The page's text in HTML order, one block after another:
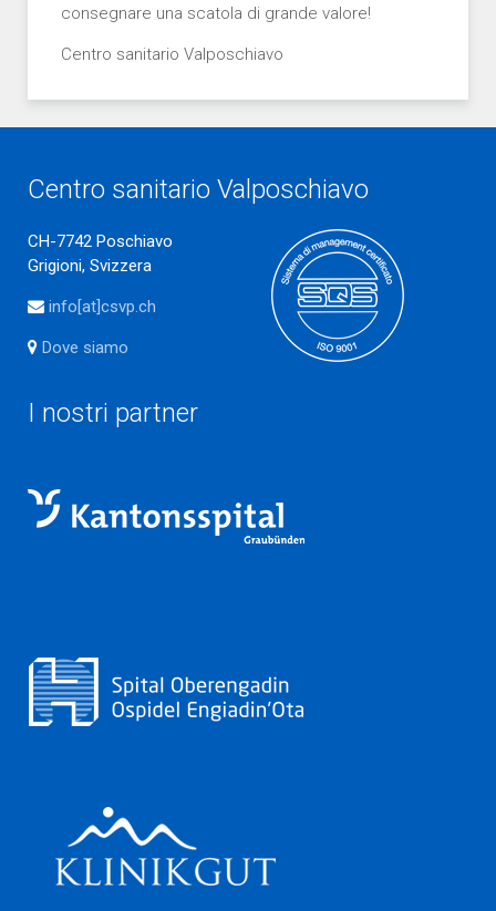
consegnare una scatola di grande valore!
Centro sanitario Valposchiavo
Centro sanitario Valposchiavo
CH-7742 Poschiavo
Grigioni, Svizzera
info[at]csvp.ch
Dove siamo
I nostri partner